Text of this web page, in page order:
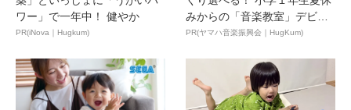
ワー」で一年中！ 健やか
PR(iNova｜Hugkum)
みからの「音楽教室」デビ
ュ...
PR(ヤマハ音楽振興会｜HugKum)